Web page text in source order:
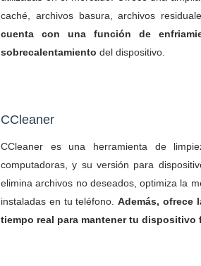
caché, archivos basura, archivos
cuenta con una función de
sobrecalentamiento del dispositivo.
CCleaner
CCleaner es una herramienta de
computadoras, y su versión para
elimina archivos no deseados, optimiza la
instaladas en tu teléfono. Además, ofrece
tiempo real para mantener tu